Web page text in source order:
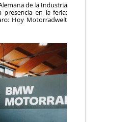
de la Industria
presencia en la feria;
Hoy Motorradwelt